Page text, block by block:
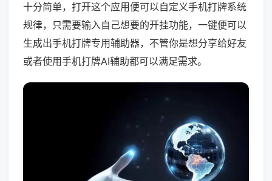
十分简单，打开这个应用便可以自定义手机打牌系统
规律，只需要输入自己想要的开挂功能，一键便可以
生成出手机打牌专用辅助器，不管你是想分享给好友
或者使用手机打牌AI辅助都可以满足需求。